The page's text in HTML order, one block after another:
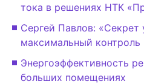
тока в решениях НТК
Сергей Павлов: «Секрет
максимальный
Энергоэффективность
больших помещениях